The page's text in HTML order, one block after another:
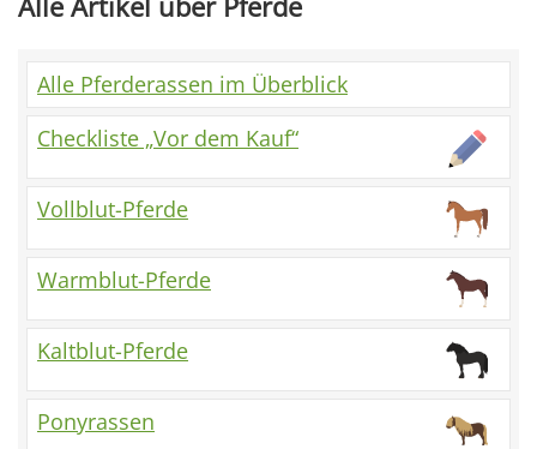
Alle Pferderassen im Überblick
Checkliste „Vor dem Kauf“
Vollblut-Pferde
Warmblut-Pferde
Kaltblut-Pferde
Ponyrassen